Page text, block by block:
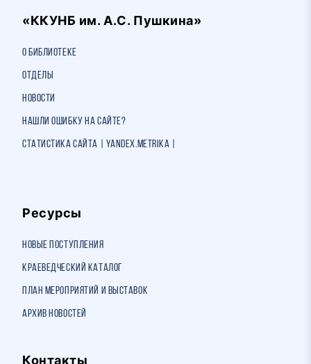
«ККУНБ им. А.С. Пушкина»
О библиотеке
Отделы
Новости
Нашли ошибку на сайте?
Статистика сайта | Yandex.Metrika |
Ресурсы
Новые поступления
Краеведческий каталог
План мероприятий и выставок
Архив новостей
Контакты